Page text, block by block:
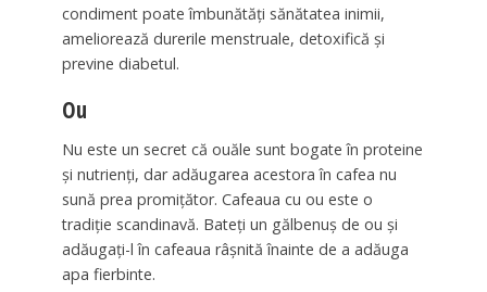
condiment poate îmbunătăţi sănătatea inimii,
ameliorează durerile menstruale, detoxifică şi
previne diabetul.
Ou
Nu este un secret că ouăle sunt bogate în proteine
​​şi nutrienţi, dar adăugarea acestora în cafea nu
sună prea promiţător. Cafeaua cu ou este o
tradiţie scandinavă. Bateţi un gălbenuş de ou şi
adăugaţi-l în cafeaua râşnită înainte de a adăuga
apa fierbinte.